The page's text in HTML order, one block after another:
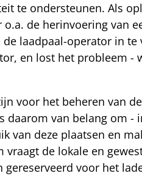
te ondersteunen. Als
de herinvoering van
laadpaal-operator in te
en lost het probleem -
voor het beheren van de
daarom van belang om -
van deze plaatsen en
vraagt de lokale en
voor het